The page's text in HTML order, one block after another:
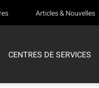
Articles & Nouvelles
CENTRES DE SERVICES